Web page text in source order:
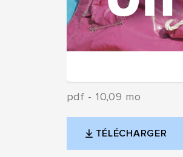
pdf - 10,09 mo
TÉLÉCHARGER